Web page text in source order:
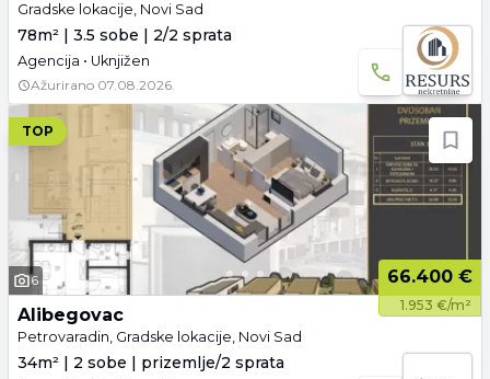
Gradske lokacije, Novi Sad
78m² | 3.5 sobe | 2/2 sprata
Agencija • Uknjižen
Ažurirano 07.08.2026.
TOP
6 66.400 €
1.953 €/m²
Alibegovac
Petrovaradin, Gradske lokacije, Novi Sad
34m² | 2 sobe | prizemlje/2 sprata